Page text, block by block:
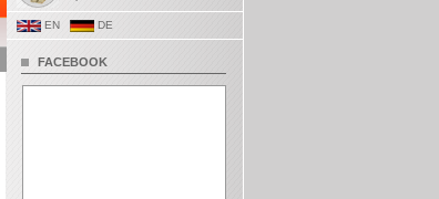
EN DE
FACEBOOK